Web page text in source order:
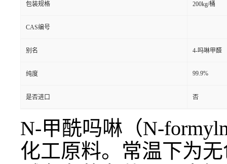
包装规格 200kg/桶
CAS编号
别名 4-吗啉甲醛
纯度 99.9%
是否进口 否
N-甲酰吗啉（N-
化工原料。常温下为